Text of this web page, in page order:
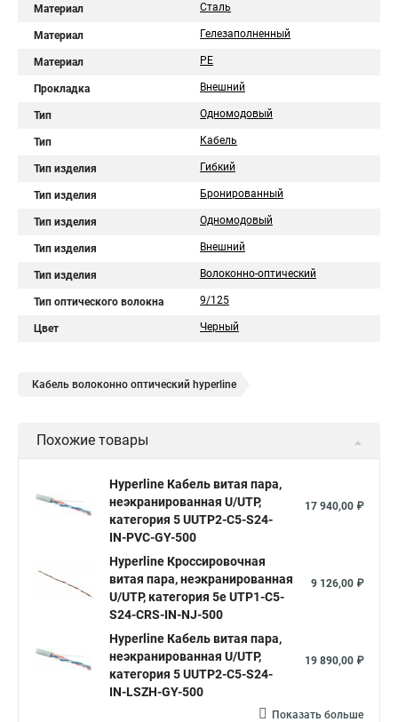
Материал Сталь
Материал Гелезаполненный
Материал PE
Прокладка Внешний
Тип Одномодовый
Тип Кабель
Тип изделия Гибкий
Тип изделия Бронированный
Тип изделия Одномодовый
Тип изделия Внешний
Тип изделия Волоконно-оптический
Тип оптического волокна 9/125
Цвет Черный
Кабель волоконно оптический hyperline
Похожие товары
Hyperline Кабель витая пара,
неэкранированная U/UTP,
категория 5 UUTP2-C5-S24-
IN-PVC-GY-500
17 940,00 ₽
Hyperline Кроссировочная
витая пара, неэкранированная
U/UTP, категория 5e UTP1-C5-
S24-CRS-IN-NJ-500
9 126,00 ₽
Hyperline Кабель витая пара,
неэкранированная U/UTP,
категория 5 UUTP2-C5-S24-
IN-LSZH-GY-500
19 890,00 ₽
Показать больше